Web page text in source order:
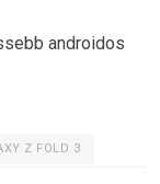
androidos
Z FOLD 3